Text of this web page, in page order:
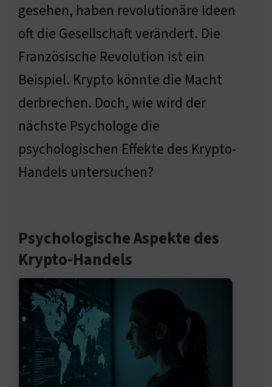
gesehen, haben revolutionäre Ideen
oft die Gesellschaft verändert. Die
Französische Revolution ist ein
Beispiel. Krypto könnte die Macht
derbrechen. Doch, wie wird der
nächste Psychologe die
psychologischen Effekte des Krypto-
Handels untersuchen?
Psychologische Aspekte des
Krypto-Handels